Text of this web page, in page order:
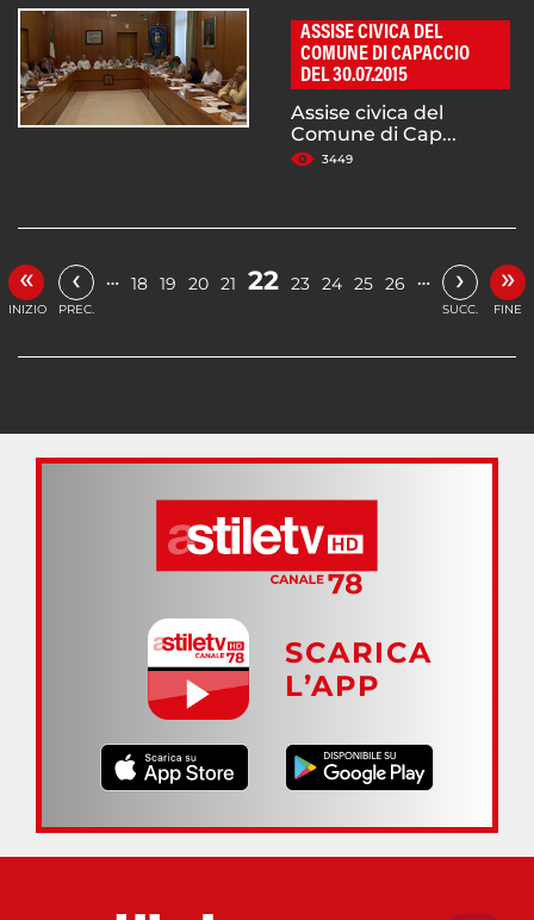
ASSISE CIVICA DEL
COMUNE DI CAPACCIO
DEL 30.07.2015
Assise civica del
Comune di Cap...
3449
«
INIZIO
‹
PREC.
… 18 19 20 21 22 23 24 25 26 … ›
SUCC.
»
FINE
SCARICA
L’APP